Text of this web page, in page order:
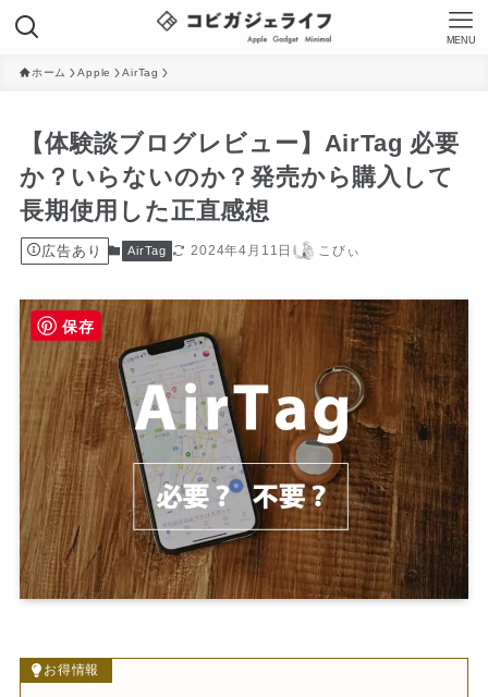
MENU
ホーム Apple AirTag
【体験談ブログレビュー】AirTag 必要
か？いらないのか？発売から購入して
長期使用した正直感想
広告あり AirTag 2024年4月11日 こびぃ
お得情報
保存